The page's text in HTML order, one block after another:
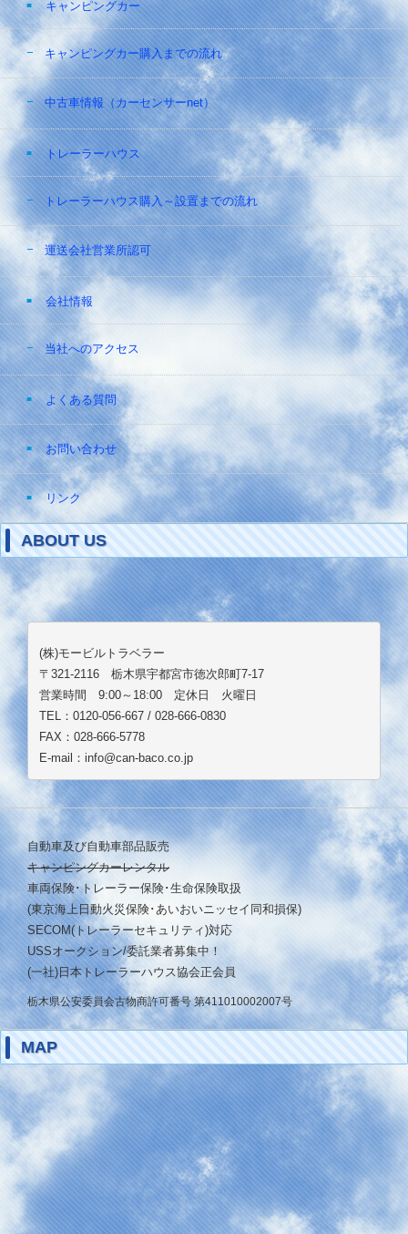
キャンピングカー
キャンピングカー購入までの流れ
中古車情報（カーセンサーnet）
トレーラーハウス
トレーラーハウス購入～設置までの流れ
運送会社営業所認可
会社情報
当社へのアクセス
よくある質問
お問い合わせ
リンク
ABOUT US
(株)モービルトラベラー
〒321-2116 栃木県宇都宮市徳次郎町7-17
営業時間 9:00～18:00 定休日 火曜日
TEL：0120-056-667 / 028-666-0830
FAX：028-666-5778
E-mail：info@can-baco.co.jp
自動車及び自動車部品販売
キャンピングカーレンタル
車両保険･トレーラー保険･生命保険取扱
(東京海上日動火災保険･あいおいニッセイ同和損保)
SECOM(トレーラーセキュリティ)対応
USSオークション/委託業者募集中！
(一社)日本トレーラーハウス協会正会員
栃木県公安委員会古物商許可番号 第411010002007号
MAP